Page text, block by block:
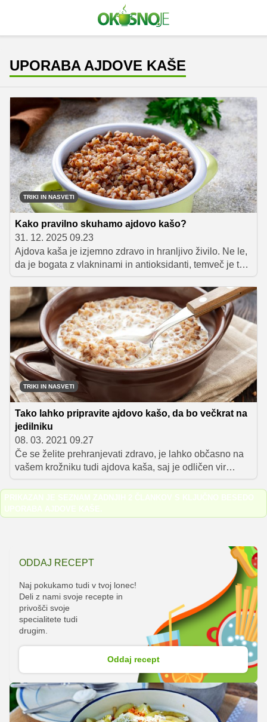
UPORABA AJDOVE KAŠE
TRIKI IN NASVETI
Kako pravilno skuhamo ajdovo kašo?
31. 12. 2025 09.23
Ajdova kaša je izjemno zdravo in hranljivo živilo. Ne le,
da je bogata z vlakninami in antioksidanti, temveč je tudi
brez glutena, zaradi česar je primerna tudi za tiste, ki se
izogibajo pšeničnim izdelkom. Preverite, kako izboljšati
njeno pripravo in jo popeljati na vrhunski kulinarični
nivo.
TRIKI IN NASVETI
Tako lahko pripravite ajdovo kašo, da bo večkrat na
jedilniku
08. 03. 2021 09.27
Če se želite prehranjevati zdravo, je lahko občasno na
vašem krožniku tudi ajdova kaša, saj je odličen vir
polnovrednih ogljikovih hidratov in vlaknin, ki ugodno
vplivajo na prebavo. Poleg tega vsebuje tudi nekoliko
več beljakovin kot ostala žita ter celo vse esencialne
aminokisline (to so tiste, ki jih moramo zaužiti s
PRIKAZAN JE SEZNAM ZADNJIH 2 ČLANKOV S KLJUČNO BESEDO
UPORABA AJDOVE KAŠE.
ODDAJ RECEPT
Naj pokukamo tudi v tvoj lonec!
Deli z nami svoje recepte in
privošči svoje
specialitete tudi
drugim.
Oddaj recept